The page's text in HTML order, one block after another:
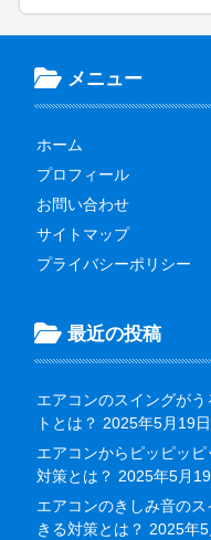
メニュー
ホーム
プロフィール
お問い合わせ
サイトマップ
プライバシーポリシー
最近の投稿
エアコンのスイングが
トとは？ 2025年5月19日
エアコンからピッピッ
対策とは？ 2025年5月
エアコンのきしみ音の
きる対策とは？ 2025年